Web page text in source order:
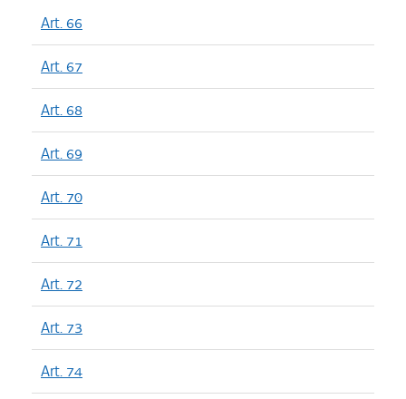
Art. 66
Art. 67
Art. 68
Art. 69
Art. 70
Art. 71
Art. 72
Art. 73
Art. 74